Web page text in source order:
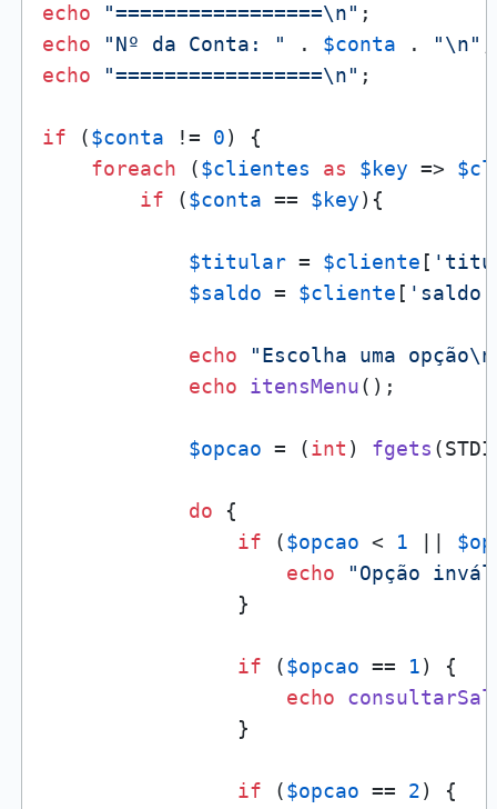
echo "=================\n"
echo
"Nº da Conta: " . $conta . "\n"
echo
"=================\n" ;
if ($conta != 0) {
foreach ($clientes as $key =>
if ($conta == $key){
$titular = $cliente [
$saldo = $cliente [ 'saldo'
echo
"Escolha uma
echo
itensMenu();
$opcao = (int ) fgets
do {
if ($opcao < 1
echo
"Opção
                }
if ($opcao == 1) {
echo
                }
if ($opcao == 2) {